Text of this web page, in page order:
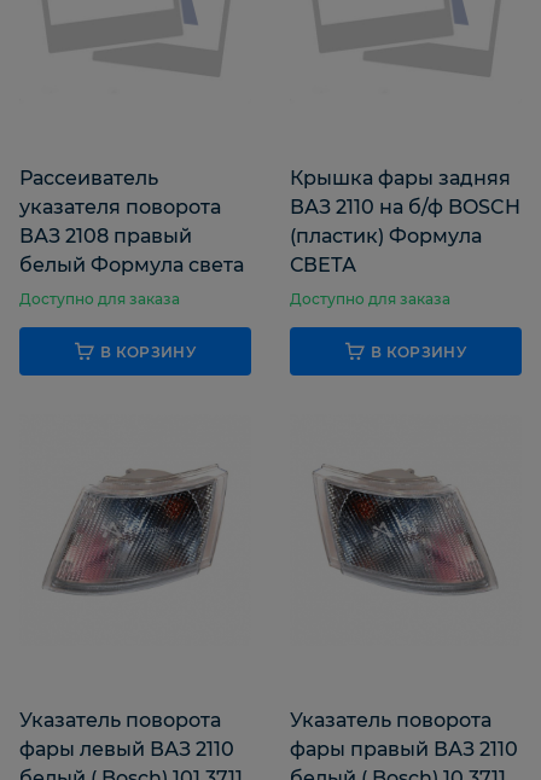
Рассеиватель
указателя поворота
ВАЗ 2108 правый
белый Формула света
Доступно для заказа
В КОРЗИНУ
Крышка фары задняя
ВАЗ 2110 на б/ф BOSCH
(пластик) Формула
СВЕТА
Доступно для заказа
В КОРЗИНУ
Указатель поворота
фары левый ВАЗ 2110
Указатель поворота
фары правый ВАЗ 2110